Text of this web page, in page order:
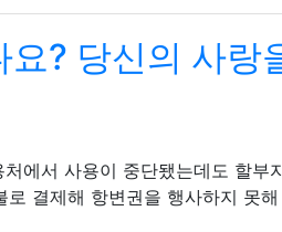
? 당신의 사랑
에서 사용이 중단됐는데도 할
결제해 항변권을 행사하지 못